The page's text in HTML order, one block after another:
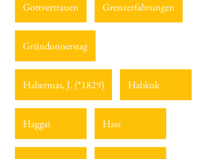
Gottvertrauen Grenzerfahrungen
Gründonnerstag
Habermas, J. (*1829) Habkuk
Haggai Hass